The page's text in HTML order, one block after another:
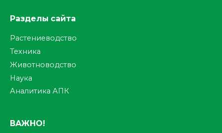
Разделы сайта
Растениеводство
Техника
Животноводство
Наука
Аналитика АПК
ВАЖНО!